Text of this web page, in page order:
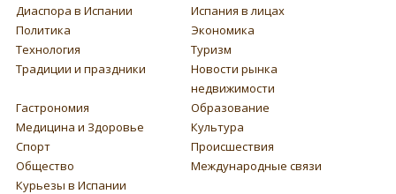
Диаспора в Испании
Испания в лицах
Политика
Экономика
Технология
Туризм
Традиции и праздники
Новости рынка
недвижимости
Гастрономия
Образование
Медицина и Здоровье
Культура
Спорт
Происшествия
Общество
Международные связи
Курьезы в Испании